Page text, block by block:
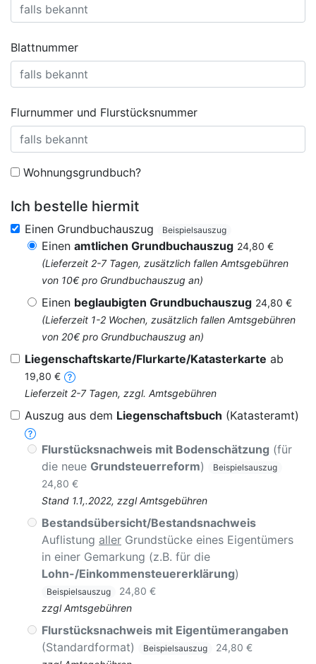
Blattnummer
Flurnummer und Flurstücksnummer
Wohnungsgrundbuch?
Ich bestelle hiermit
Einen Grundbuchauszug Beispielsauszug
Einen amtlichen Grundbuchauszug 24,80 €
(Lieferzeit 2-7 Tagen, zusätzlich fallen Amtsgebühren
von 10€ pro Grundbuchauszug an)
Einen beglaubigten Grundbuchauszug 24,80 €
(Lieferzeit 1-2 Wochen, zusätzlich fallen Amtsgebühren
von 20€ pro Grundbuchauszug an)
Liegenschaftskarte/Flurkarte/Katasterkarte ab
19,80 €
Lieferzeit 2-7 Tagen, zzgl. Amtsgebühren
Auszug aus dem Liegenschaftsbuch (Katasteramt)
Flurstücksnachweis mit Bodenschätzung (für
die neue Grundsteuerreform) Beispielsauszug
24,80 €
Stand 1.1,.2022, zzgl Amtsgebühren
Bestandsübersicht/Bestandsnachweis
Auflistung aller Grundstücke eines Eigentümers
in einer Gemarkung (z.B. für die
Lohn-/Einkommensteuererklärung)
Beispielsauszug
24,80 €
zzgl Amtsgebühren
Flurstücksnachweis mit Eigentümerangaben
(Standardformat)
Beispielsauszug
24,80 €